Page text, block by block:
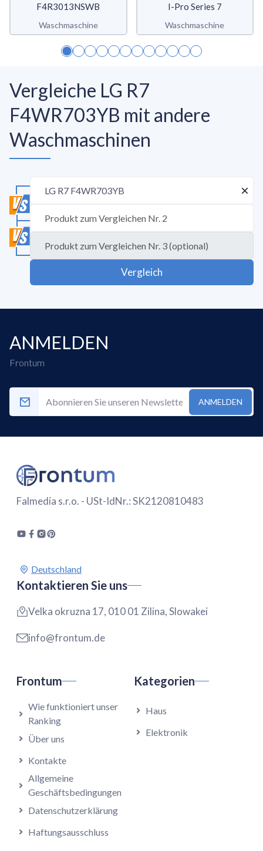
F4R3013NSWB
Waschmaschine
I-Pro Series 7
Waschmaschine
Vergleiche LG R7
F4WR703YB mit andere
Waschmaschinen
Vergleich
ANMELDEN
Frontum
ANMELDEN
Falmedia s.r.o. - USt-IdNr.: SK2120810483
Kontaktieren Sie uns
Velka okruzna 17, 010 01 Zilina, Slowakei
info@frontum.de
Frontum
Wie funktioniert unser
Ranking
Über uns
Kontakte
Allgemeine
Geschäftsbedingungen
Datenschutzerklärung
Haftungsausschluss
Kategorien
Haus
Elektronik